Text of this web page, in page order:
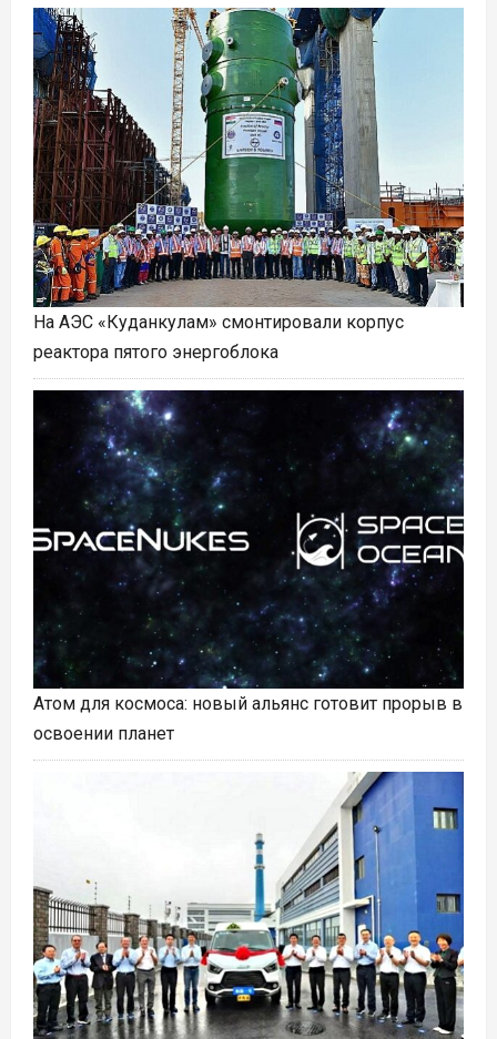
На АЭС «Куданкулам» смонтировали корпус
реактора пятого энергоблока
Атом для космоса: новый альянс готовит прорыв в
освоении планет